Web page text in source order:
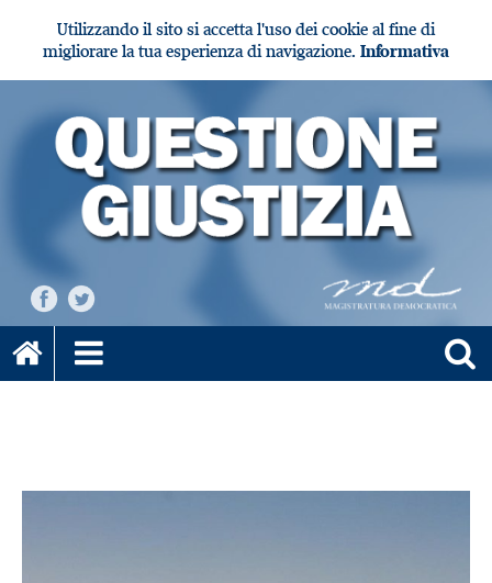
Utilizzando il sito si accetta l'uso dei cookie al fine di
migliorare la tua esperienza di navigazione. Informativa